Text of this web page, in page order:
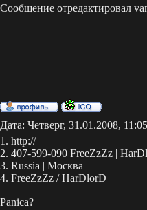
Сообщение отредактировал
Дата: Четверг, 31.01.2008,
1. http://
2. 407-599-090 FreeZzZz |
3. Russia | Москва
4. FreeZzZz / HarDlorD
Panica?